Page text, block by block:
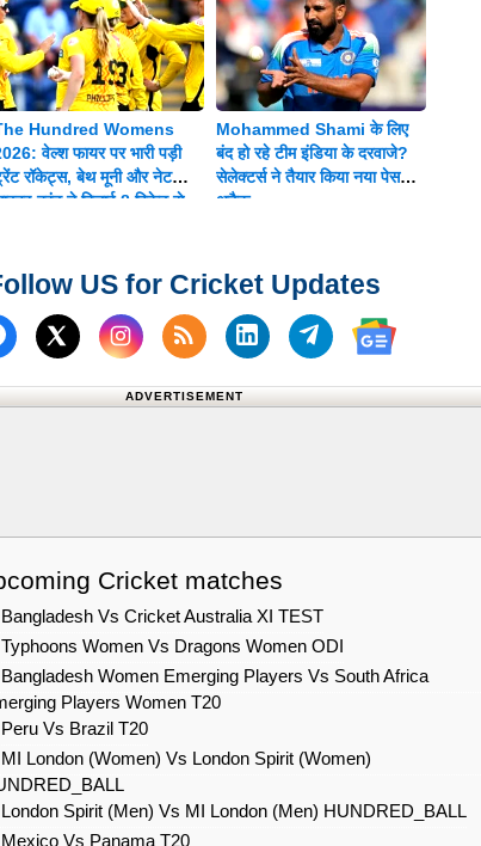
Hundred Womens
वेल्श फायर पर भारी पड़ी
रॉकेट्स, बेथ मूनी और नेट
ब्रंट ने दिलाई 8 विकेट से
Mohammed Shami के लिए
बंद हो रहे टीम इंडिया के दरवाजे?
सेलेक्टर्स ने तैयार किया नया पेस
अटैक
US for Cricket Updates
Follow us on Facebook
Follow us on X (Twitter)
Subscribe to our RSS Feed
Follow us on LinkedIn
Follow us on
Follow us
ADVERTISEMENT
Cricket matches
Vs Cricket Australia XI TEST
Women Vs Dragons Women ODI
Women Emerging Players Vs South Africa
Players Women T20
Vs Brazil T20
London (Women) Vs London Spirit (Women)
Spirit (Men) Vs MI London (Men) HUNDRED_BALL
Vs Panama T20